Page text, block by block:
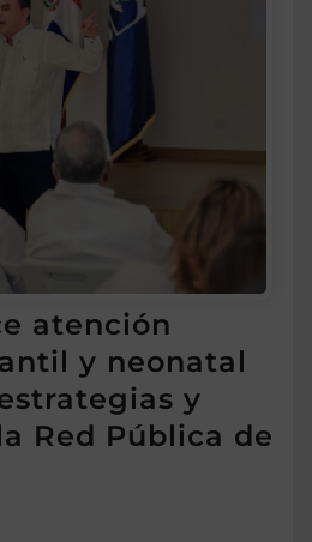
atención
y neonatal
y
Red Pública de